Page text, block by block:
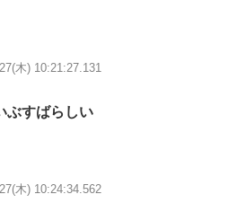
木) 10:21:27.131
ぶすばらしい
木) 10:24:34.562